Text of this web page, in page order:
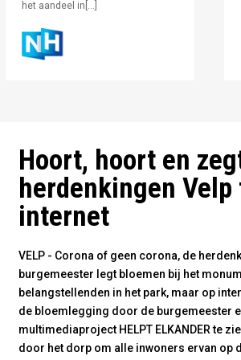
het aandeel in[…]
Hoort, hoort en
herdenkingen
internet
VELP - Corona of geen corona, de
burgemeester legt bloemen bij het
belangstellenden in het park, maar op
de bloemlegging door de burgemeester
multimediaproject HELPT ELKANDER te
door het dorp om alle inwoners ervan op